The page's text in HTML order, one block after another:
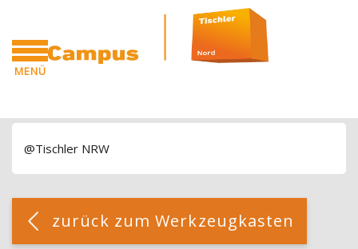
MENÜ
Zum Hauptinhalt
Blöcke
Blöcke
@Tischler NRW
Blöcke
[Cocoon] Custom HTML überspringen
zurück zum Werkzeugkasten